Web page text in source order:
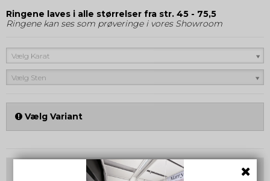
Ringene laves i alle størrelser fra str. 45 - 75,5
Ringene kan ses som prøveringe i vores Showroom
Vælg Karat
Vælg Sten
Vælg Variant